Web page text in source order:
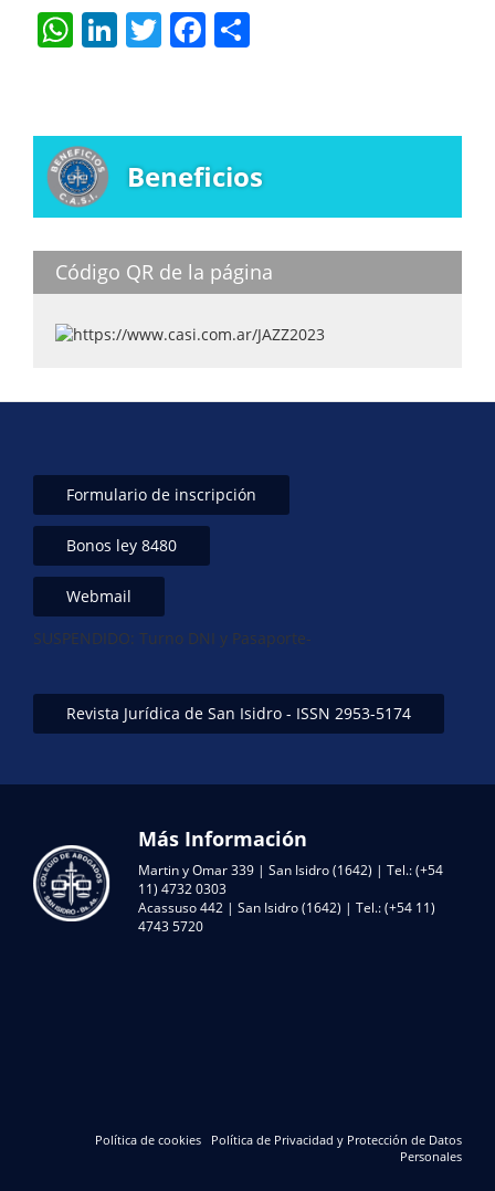
W
h
s
A
p
Li
n
e
dI
n
T
w
er
F
a
e
b
o
k
e
Beneficios
Código QR de la página
Formulario de inscripción
Bonos ley 8480
Webmail
SUSPENDIDO: Turno DNI y Pasaporte-
Revista Jurídica de San Isidro - ISSN 2953-5174
Más Información
Martin y Omar 339 | San Isidro (1642) | Tel.: (+54
11) 4732 0303
Acassuso 442 | San Isidro (1642) | Tel.: (+54 11)
4743 5720
Política de cookies
Política de Privacidad y Protección de Datos
Personales